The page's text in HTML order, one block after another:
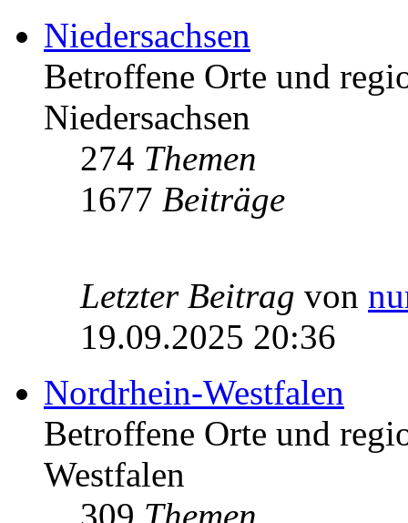
Niedersachsen
Betroffene Orte und
Niedersachsen
274 Themen
1677 Beiträge
Letzter Beitrag von
19.09.2025 20:36
Nordrhein-Westfalen
Betroffene Orte und
Westfalen